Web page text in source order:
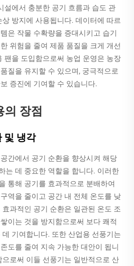
설에서 충분한 공기 흐름과 습도 관
방지에 사용됩니다. 데이터에 따르
은 작물 수확량을 증대시키고 습기
위험을 줄여 제품 품질을 크게 개선
팬을 도입함으로써 농업 운영은 농장
질을 유지할 수 있으며, 궁극적으로
증진에 기여할 수 있습니다.
의 장점
및 냉각
간에서 공기 순환을 향상시켜 해당
는 데 중요한 역할을 합니다. 이러한
통해 공기를 효과적으로 분배하여
역을 줄이고 공간 내 전체 온도를 낮
과적인 공기 순환은 일관된 온도 조
이는 것을 방지함으로써 보다 쾌적
기여합니다. 또한 산업용 선풍기는
도를 줄여 지속 가능한 대안이 됩니
로써 이들 선풍기는 일반적으로 산